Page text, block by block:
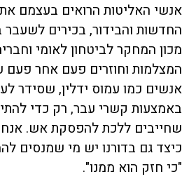
אנשי האליטות הרואים בעצמם
החדשות והבידור, בכירים
מכון המחקר לביטחון לאומי
המצלמות וחוזרים פעם אחר פעם
אנשים כמו עמוס ידלין, שסידר
באמצעות קשרי עבר, רק כדי
שחייבים ללכת להפסקת אש.
כיצד גם בדורנו יש מי שמנסים
"כי חזק הוא ממנו".